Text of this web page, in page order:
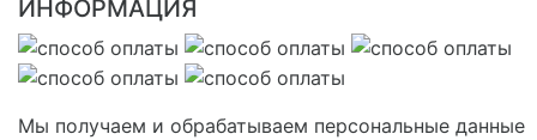
ИНФОРМАЦИЯ
Мы получаем и обрабатываем персональные данные